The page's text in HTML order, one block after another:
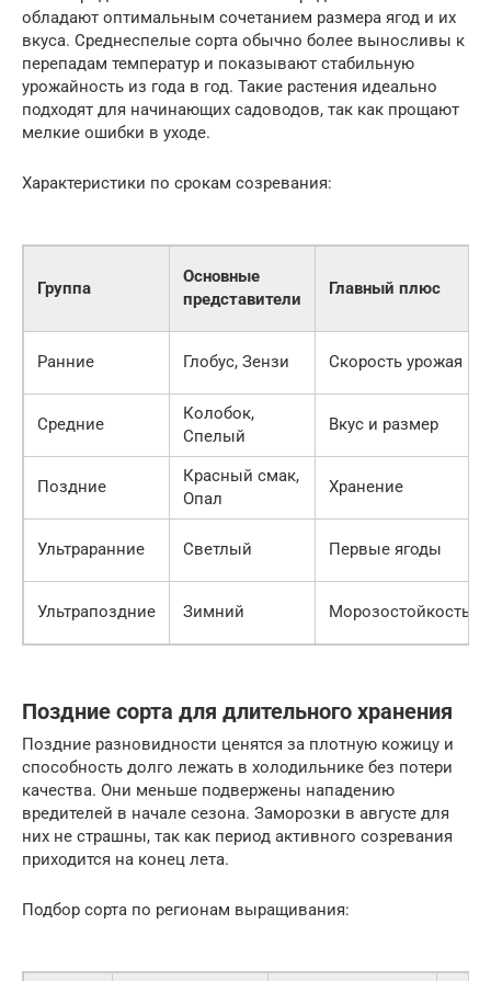
обладают оптимальным сочетанием размера ягод и их
вкуса. Среднеспелые сорта обычно более выносливы к
перепадам температур и показывают стабильную
урожайность из года в год. Такие растения идеально
подходят для начинающих садоводов, так как прощают
мелкие ошибки в уходе.
Характеристики по срокам созревания:
Группа
Основные
представители
Главный плюс
Ранние Глобус, Зензи Скорость урожая
Средние
Колобок,
Спелый
Вкус и размер
Поздние
Красный смак,
Опал
Хранение
Ультраранние Светлый Первые ягоды
Ультрапоздние Зимний Морозостойкость
Поздние сорта для длительного хранения
Поздние разновидности ценятся за плотную кожицу и
способность долго лежать в холодильнике без потери
качества. Они меньше подвержены нападению
вредителей в начале сезона. Заморозки в августе для
них не страшны, так как период активного созревания
приходится на конец лета.
Подбор сорта по регионам выращивания: